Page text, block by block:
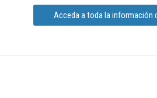
Acceda a toda la información